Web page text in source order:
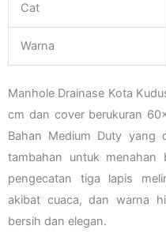
Cat
Warna
Manhole Drainase Kota
cm dan cover berukuran
Bahan Medium Duty yang
tambahan untuk menahan
pengecatan tiga lapis
akibat cuaca, dan warna
bersih dan elegan.